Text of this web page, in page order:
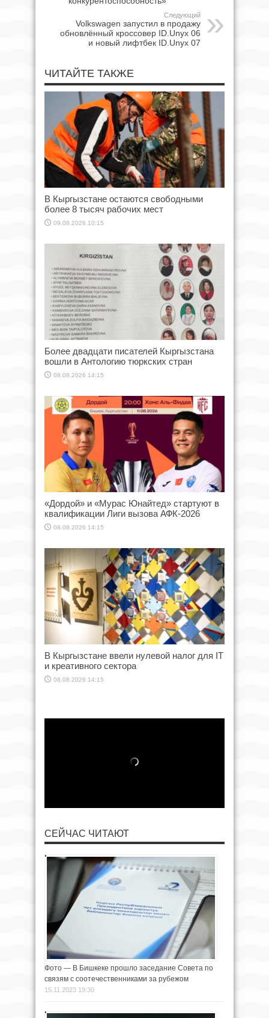
Следующий
Volkswagen запустил в продажу
обновлённый кроссовер ID.Unyx 06
и новый лифтбек ID.Unyx 07
ЧИТАЙТЕ ТАКЖЕ
В Кыргызстане остаются свободными
более 8 тысяч рабочих мест
09.08.2026 10:15
Более двадцати писателей Кыргызстана
вошли в Антологию тюркских стран
08.08.2026 14:15
«Дордой» и «Мурас Юнайтед» стартуют в
квалификации Лиги вызова АФК-2026
08.08.2026 14:15
В Кыргызстане ввели нулевой налог для IT
и креативного сектора
08.08.2026 14:15
СЕЙЧАС ЧИТАЮТ
Фото — В Бишкеке прошло заседание Совета по
связям с соотечественниками за рубежом
15.11.2023 19:30